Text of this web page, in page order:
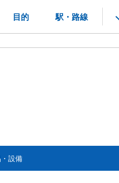
目的 駅・路線
設備